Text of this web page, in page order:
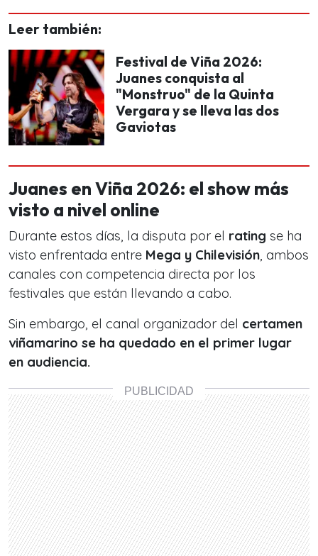
Leer también:
Festival de Viña 2026:
Juanes conquista al
"Monstruo" de la Quinta
Vergara y se lleva las dos
Gaviotas
Juanes en Viña 2026: el show más
visto a nivel online
Durante estos días, la disputa por el rating se ha
visto enfrentada entre Mega y Chilevisión, ambos
canales con competencia directa por los
festivales que están llevando a cabo.
Sin embargo, el canal organizador del certamen
viñamarino se ha quedado en el primer lugar
en audiencia.